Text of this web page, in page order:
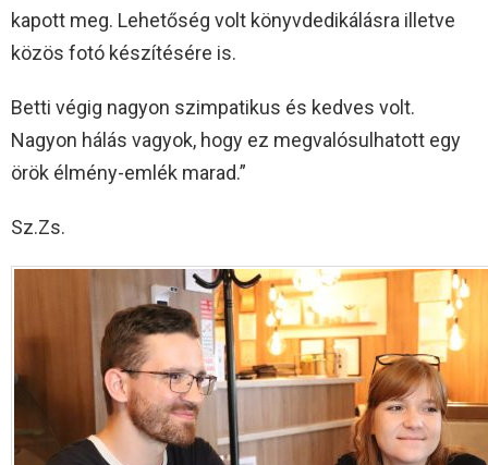
kapott meg. Lehetőség volt könyvdedikálásra illetve
közös fotó készítésére is.
Betti végig nagyon szimpatikus és kedves volt.
Nagyon hálás vagyok, hogy ez megvalósulhatott egy
örök élmény-emlék marad.”
Sz.Zs.